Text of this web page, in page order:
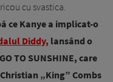
cu svastica.
ce Kanye a implicat-o
Diddy, lansând o
TO SUNSHINE, care
„King” Combs